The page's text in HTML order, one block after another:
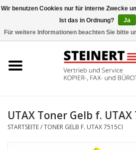
Büromaschinen- Service
Toner
UTAX Toner Gelb f. UTAX
STARTSEITE/TONER GELB F. UTAX 7515CI
Wir benutzen Cookies nur für interne Zwecke
Ist das in Ordnung?
Ja
Für weitere Informationen beachten Sie bitte